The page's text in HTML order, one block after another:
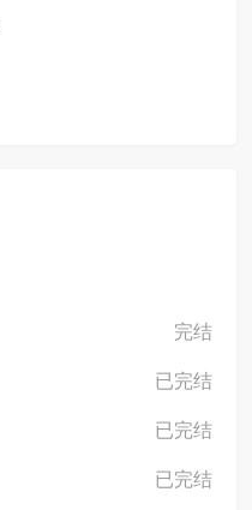
完结
已完结
已完结
已完结